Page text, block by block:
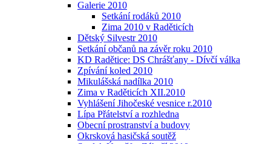
Galerie 2010
Setkání rodáků 2010
Zima 2010 v Raděticích
Dětský Silvestr 2010
Setkání občanů na závěr roku 2010
KD Radětice: DS Chrášťany - Dívčí válka
Zpívání koled 2010
Mikulášská nadílka 2010
Zima v Raděticích XII.2010
Vyhlášení Jihočeské vesnice r.2010
Lípa Přátelství a rozhledna
Obecní prostranství a budovy
Okrsková hasičská soutěž